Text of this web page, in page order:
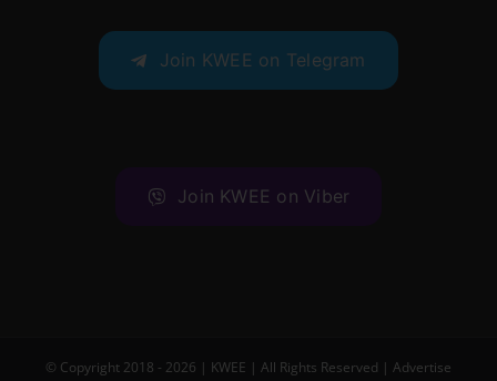
Join KWEE on Telegram
Join KWEE on Viber
© Copyright 2018 - 2026 | KWEE | All Rights Reserved | Advertise